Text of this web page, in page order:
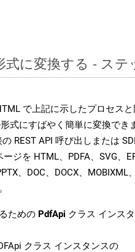
式に変換する - ス
で上記に示したプロセスと
式にすばやく簡単に変換でき
REST API 呼び出しまたは
ジを HTML、PDFA、SVG、
、DOC、DOCX、MOBIXML
ための PdfApi クラス インス
クラス インスタンスの